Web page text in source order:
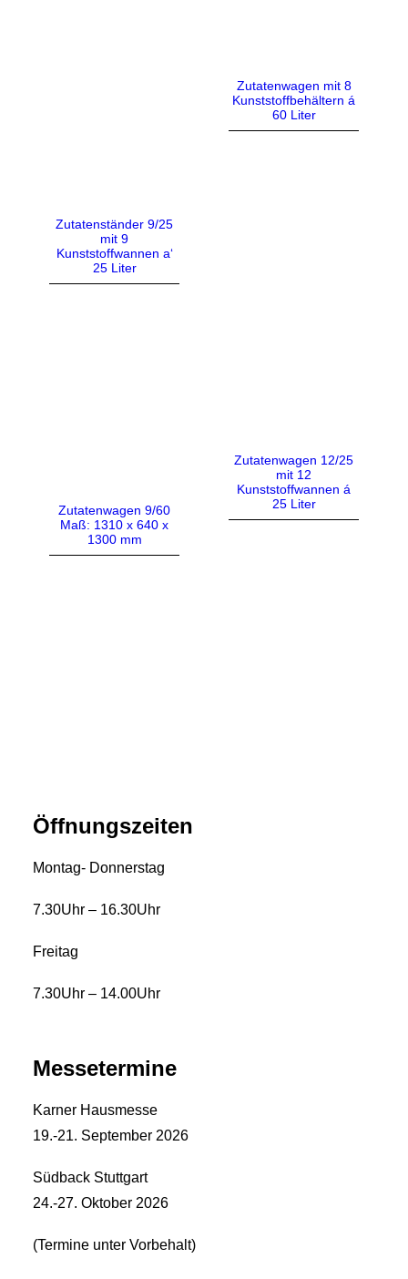
Zutatenständer 9/25
mit 9
Kunststoffwannen a‘
25 Liter
Zutatenwagen mit 8
Kunststoffbehältern á
60 Liter
Zutatenwagen 9/60
Maß: 1310 x 640 x
1300 mm
Zutatenwagen 12/25
mit 12
Kunststoffwannen á
25 Liter
Öffnungszeiten
Montag- Donnerstag
7.30Uhr – 16.30Uhr
Freitag
7.30Uhr – 14.00Uhr
Messetermine
Karner Hausmesse
19.-21. September 2026
Südback Stuttgart
24.-27. Oktober 2026
(Termine unter Vorbehalt)